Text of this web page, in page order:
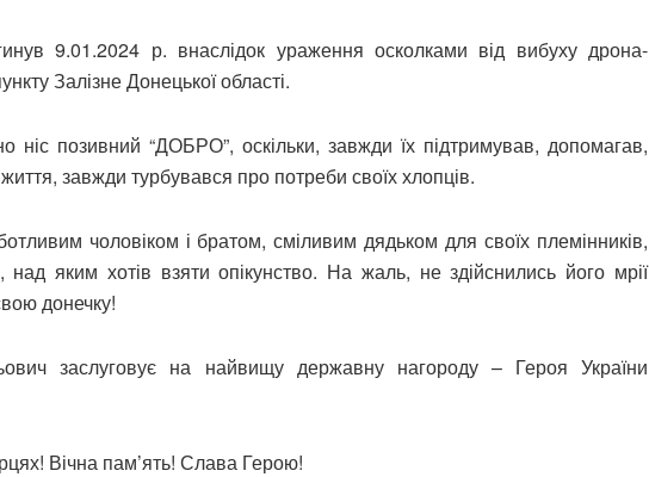
9.01.2024 р. внаслідок ураження осколками від вибуху дрона-
Залізне Донецької області.
ніс позивний “ДОБРО”, оскільки, завжди їх підтримував, допомагав,
завжди турбувався про потреби своїх хлопців.
чоловіком і братом, сміливим дядьком для своїх племінників,
яким хотів взяти опікунство. На жаль, не здійснились його мрії
донечку!
заслуговує на найвищу державну нагороду – Героя України
Вічна пам’ять! Слава Герою!